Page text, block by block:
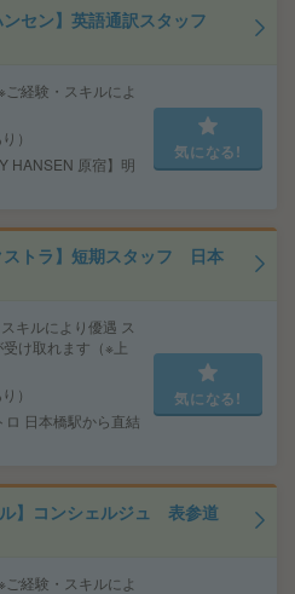
セン】英語通訳スタッフ
経験・スキルによ
）
HANSEN 原宿】明
気になる!
ストラ】短期スタッフ 日本
キルにより優遇 ス
け取れます（※上
）
日本橋駅から直結
気になる!
ル】コンシェルジュ 表参道
経験・スキルによ